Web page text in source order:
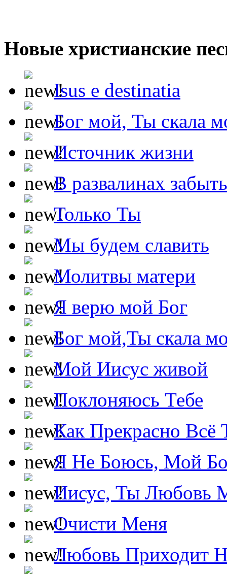
Новые христианские
Isus e destinatia
Бог мой, Ты скала
Источник жизни
В развалинах
Только Ты
Мы будем славить
Молитвы матери
Я верю мой Бог
Бог мой,Ты скала
Мой Иисус живой
Поклоняюсь Тебе
Как Прекрасно Всё
Я Не Боюсь, Мой
Иисус, Ты Любовь
Очисти Меня
Любовь Приходит